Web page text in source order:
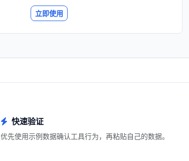
立即使用
快速验证
优先使用示例数据确认工具行为，再粘贴自己的数据。